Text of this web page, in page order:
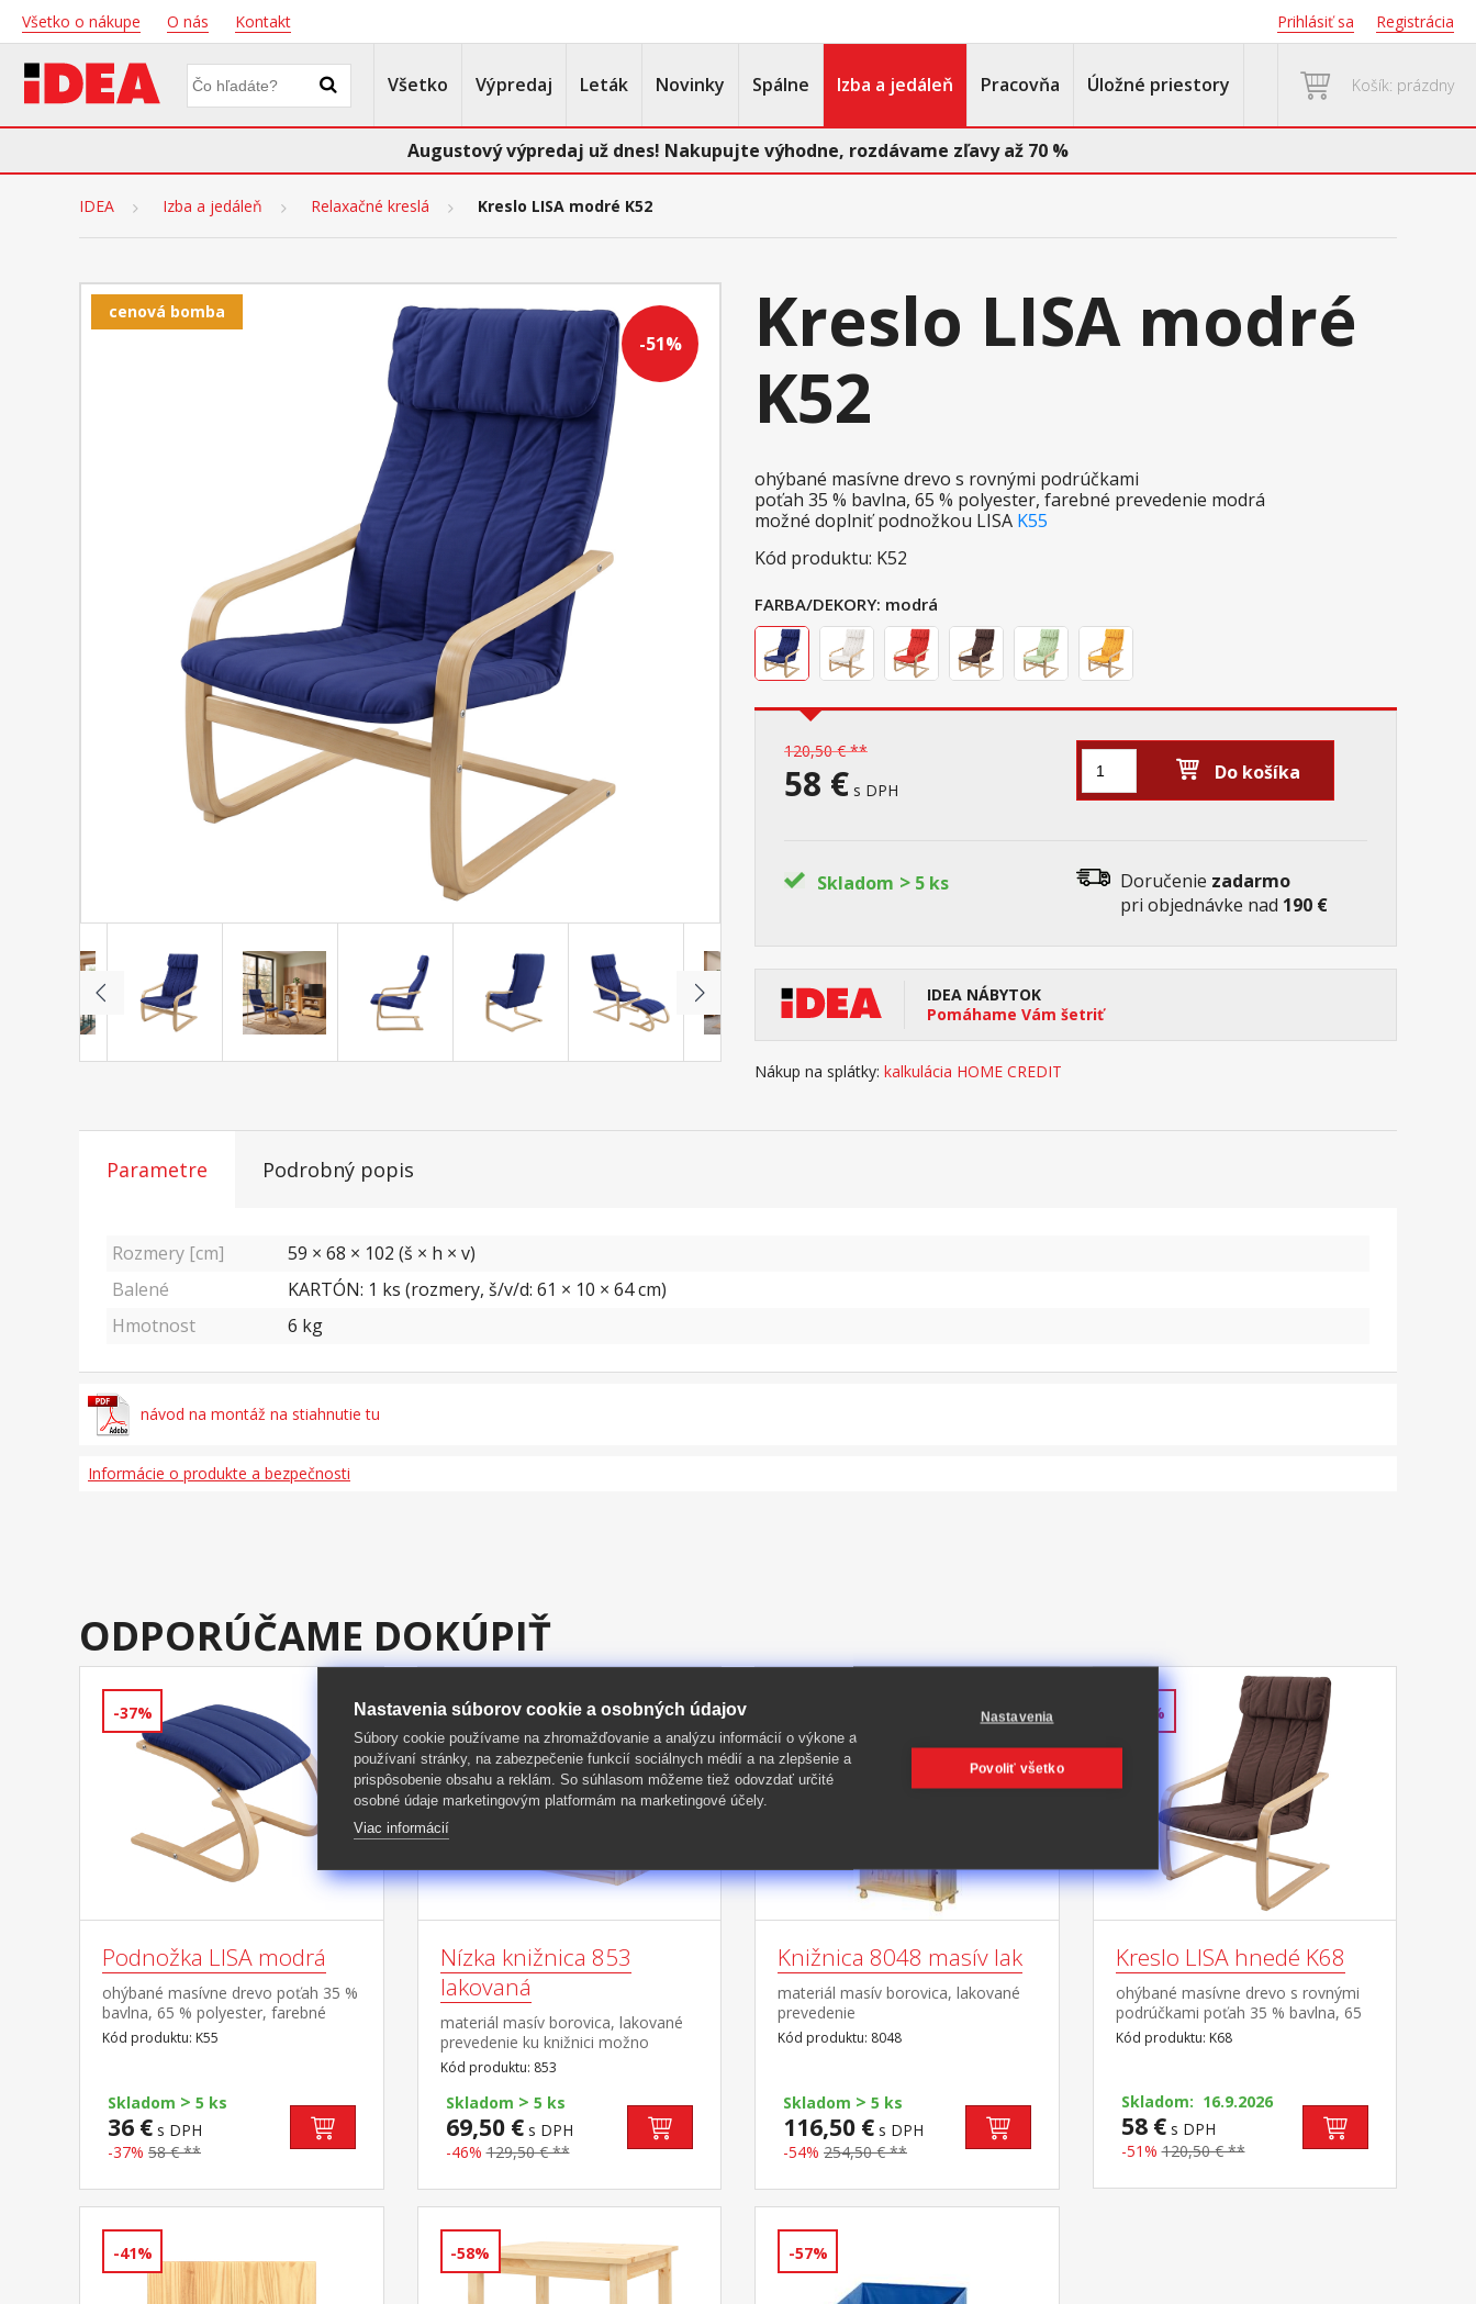
Všetko o nákupe O nás Kontakt Prihlásiť sa Registrácia
Všetko Výpredaj Leták Novinky Spálne Izba a jedáleň Pracovňa Úložné priestory Košík: prázdny
Augustový výpredaj už dnes! Nakupujte výhodne, rozdávame zľavy až 70 %
IDEA Izba a jedáleň Relaxačné kreslá Kreslo LISA modré K52
-51%
cenová bomba
Kreslo LISA modré
K52
ohýbané masívne drevo s rovnými podrúčkami
poťah 35 % bavlna, 65 % polyester, farebné prevedenie modrá
možné doplniť podnožkou LISA K55
Kód produktu: K52
FARBA/DEKORY: modrá
120,50 € **
58 € s DPH
Do košíka
Skladom > 5 ks Doručenie zadarmo
pri objednávke nad 190 €
IDEA NÁBYTOK
Pomáhame Vám šetriť
Nákup na splátky: kalkulácia HOME CREDIT
Parametre Podrobný popis
Rozmery [cm]
59 × 68 × 102 (š × h × v)
Balené
KARTÓN: 1 ks (rozmery, š/v/d: 61 × 10 × 64 cm)
Hmotnost
6 kg
návod na montáž na stiahnutie tu
Informácie o produkte a bezpečnosti
ODPORÚČAME DOKÚPIŤ
-37%
Podnožka LISA modrá
ohýbané masívne drevo poťah 35 %
bavlna, 65 % polyester, farebné
prevedenie modrá doplnok ku kreslu
LISA K52
Kód produktu: K55
Skladom > 5 ks
36 € s DPH
-37% 58 € **
-46%
Nízka knižnica 853
lakovaná
materiál masív borovica, lakované
prevedenie ku knižnici možno
dokúpiť drevené dvierka 855 alebo
855K cena knižnice je bez dvierok
Kód produktu: 853
Skladom > 5 ks
69,50 €s DPH
-46% 129,50 € **
Knižnica 8048 masív lak
materiál masív borovica, lakované
prevedenie
Kód produktu: 8048
Skladom > 5 ks
116,50 € s DPH
-54% 254,50 € **
-51%
Kreslo LISA hnedé K68
ohýbané masívne drevo s rovnými
podrúčkami poťah 35 % bavlna, 65
% polyester, farebné prevedenie
hnedá možné doplniť podnožkou
Kód produktu: K68
Skladom: 16.9.2026
58 €s DPH
-51% 120,50 € **
-41% -58% -57%
Nastavenia súborov cookie a osobných údajov
Súbory cookie používame na zhromažďovanie a analýzu informácií o výkone a
používaní stránky, na zabezpečenie funkcií sociálnych médií a na zlepšenie a
prispôsobenie obsahu a reklám. So súhlasom môžeme tiež odovzdať určité
osobné údaje marketingovým platformám na marketingové účely.
Viac informácií
Nastavenia
Povoliť všetko